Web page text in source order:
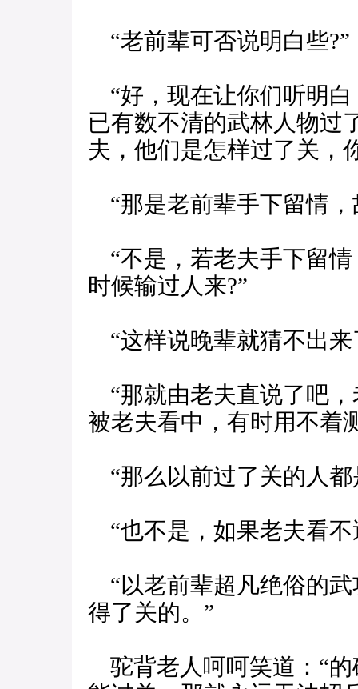
“老前辈可否说明白些?”
“好，现在让你们听明
已有数不清的武林人物过
夫，他们是怎样过了关，
“那是老前辈手下留情，
“不是，若老夫手下留
时候输过人来?”
“这样说晚辈就猜不出来
“那就由老夫直说了吧
被老夫看中，有时用不着
“那么以前过了关的人都
“也不是，如果老夫看不
“以老前辈超凡绝俗的
得了关的。”
驼背老人呵呵笑道：“